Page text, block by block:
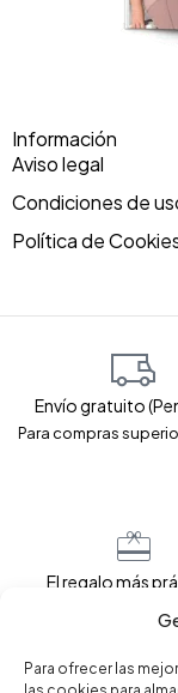
Para ofrecer las
Información
Aviso legal
Condiciones de
Política de
Envío gratuito
Para compras
El regalo más
regalar